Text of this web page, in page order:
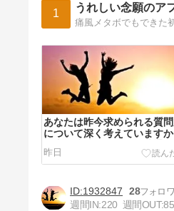
1 うれしい念願のア
あなたは昨今求められる質
について深く考えています
生成ＡＩが普及しつつある今
われる質問力の上げ方とは？
昨日
1932847
28
週間IN:220 週間OUT: